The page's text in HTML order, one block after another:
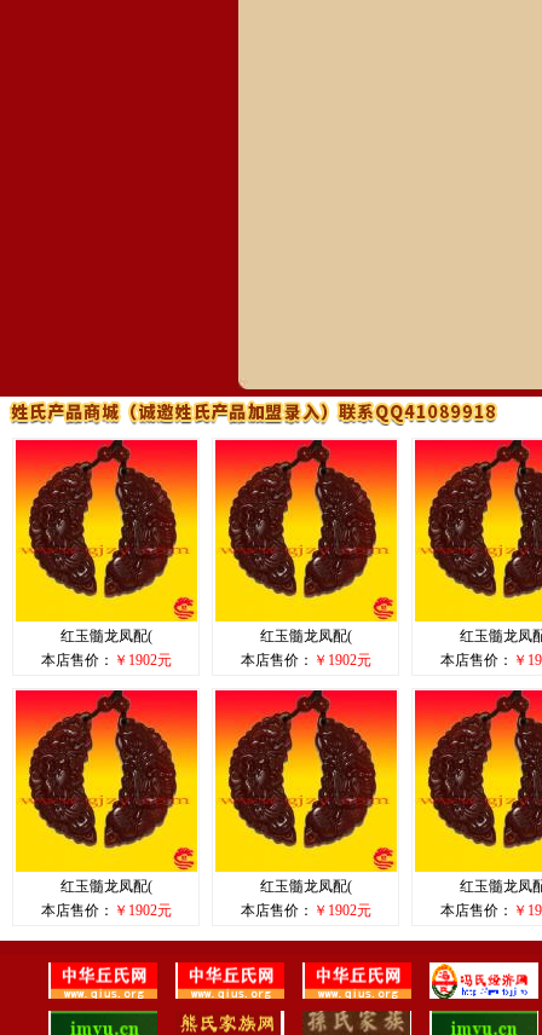
红玉髓龙凤配(
本店售价： ￥1902元
红玉髓龙凤配(
本店售价： ￥1902元
红玉髓龙凤
本店售价： ￥
红玉髓龙凤配(
本店售价： ￥1902元
红玉髓龙凤配(
本店售价： ￥1902元
红玉髓龙凤
本店售价： ￥